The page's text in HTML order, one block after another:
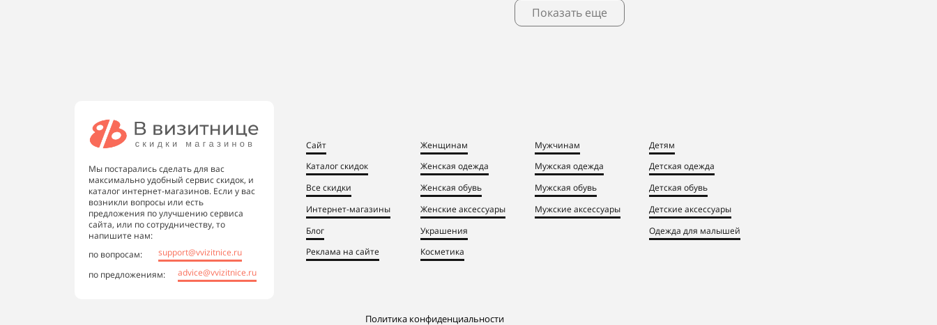
Показать еще
Мы постарались сделать для вас
максимально удобный сервис скидок, и
каталог интернет-магазинов. Если у вас
возникли вопросы или есть
предложения по улучшению сервиса
сайта, или по сотрудничеству, то
напишите нам:
по вопросам:
support@vvizitnice.ru
по предложениям:
advice@vvizitnice.ru
Сайт
Каталог скидок
Все скидки
Интернет-магазины
Блог
Реклама на сайте
Женщинам
Женская одежда
Женская обувь
Женские аксессуары
Украшения
Косметика
Мужчинам
Мужская одежда
Мужская обувь
Мужские аксессуары
Детям
Детская одежда
Детская обувь
Детские аксессуары
Одежда для малышей
Политика конфиденциальности